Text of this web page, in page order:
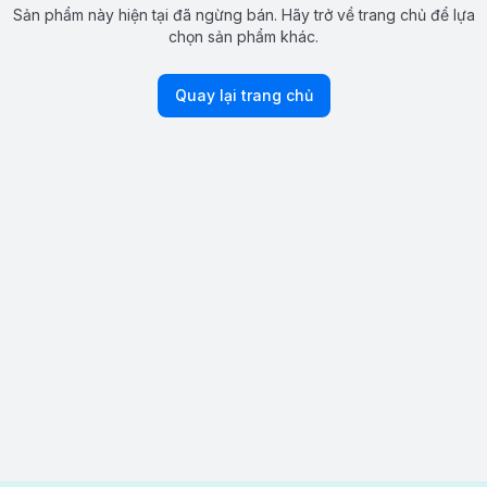
Sản phẩm này hiện tại đã ngừng bán. Hãy trở về trang chủ để lựa
chọn sản phẩm khác.
Quay lại trang chủ